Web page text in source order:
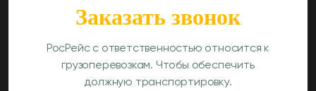
Заказать звонок
РосРейс с ответственностью относится к
грузоперевозкам. Чтобы обеспечить
должную транспортировку.